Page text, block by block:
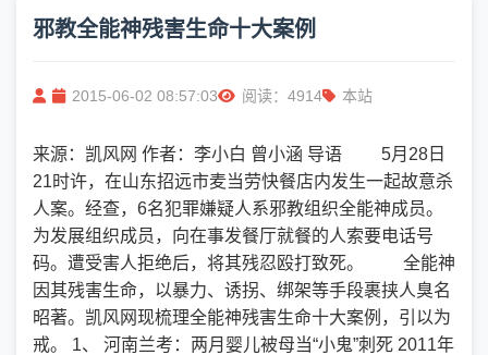
邪教全能神残害生命十大案例
2015-06-02 08:57:03 阅读：4914 本站
来源：凯风网 作者：李小白 曾小涵 导语 5月28日
21时许，在山东招远市麦当劳快餐店内发生一起故意杀
人案。经查，6名犯罪嫌疑人系邪教组织全能神成员。
为发展组织成员，向在事发餐厅就餐的人索要电话号
码。遭受害人拒绝后，将其残忍殴打致死。 全能神
因其残害生命，以暴力、诱拐、绑架等手段裹挟人臭名
昭著。凯风网现梳理全能神残害生命十大案例，引以为
戒。 1、 河南兰考：两月婴儿被母当“小鬼”刺死 2011年